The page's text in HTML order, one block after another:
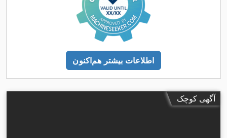
اطلاعات بیشتر هم‌اکنون
آگهی کوچک